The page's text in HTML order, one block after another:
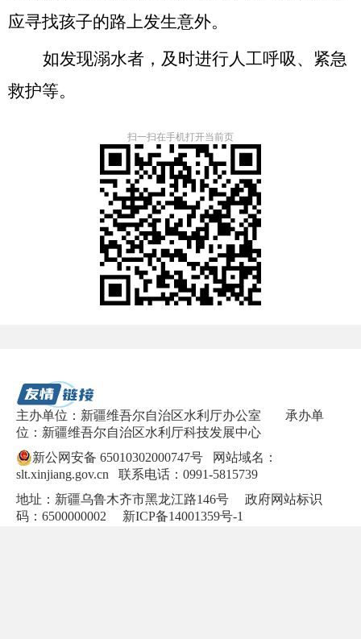
应寻找孩子的路上发生意外。
如发现溺水者，及时进行人工呼吸、紧急
救护等。
扫一扫在手机打开当前页
主办单位：新疆维吾尔自治区水利厅办公室
承办单
位：新疆维吾尔自治区水利厅科技发展中心
新公网安备 65010302000747号 网站域名：
slt.xinjiang.gov.cn 联系电话：0991-5815739
地址：新疆乌鲁木齐市黑龙江路146号 政府网站标识
码：6500000002
新ICP备14001359号-1